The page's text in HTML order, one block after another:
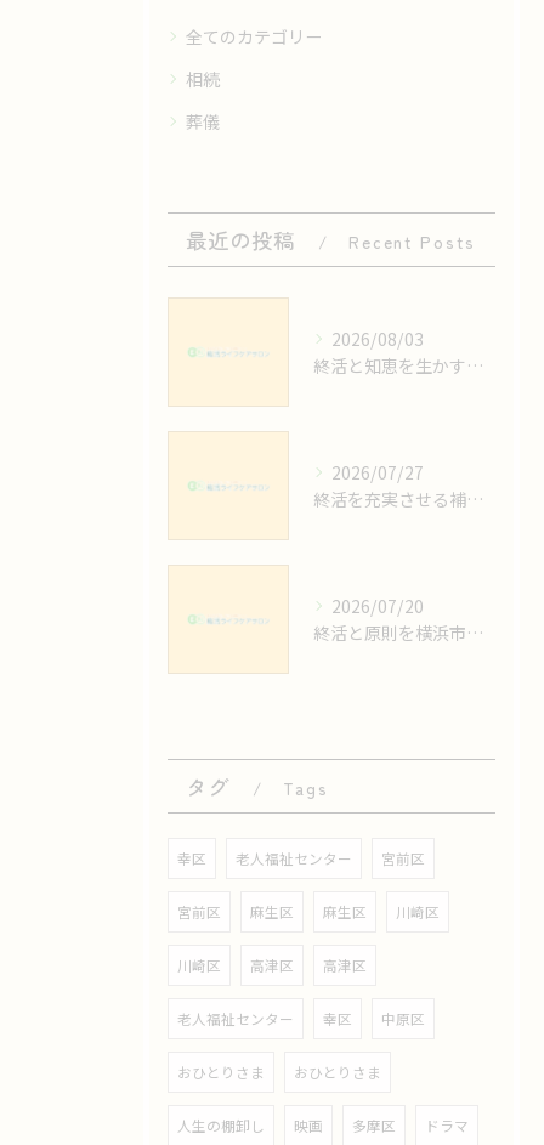
全てのカテゴリー
相続
葬儀
最近の投稿 Recent Posts
2026/08/03
終活と知恵を生かす神奈川県横浜市で安心できる準備の始め方徹底ガイド
2026/07/27
終活を充実させる補足情報とエンディングノート活用術を徹底解説
2026/07/20
終活と原則を横浜市で実践するために知っておきたい手順と安心サポート活用法
タグ Tags
幸区 老人福祉センター 宮前区
宮前区 麻生区 麻生区 川崎区
川崎区 高津区 高津区
老人福祉センター 幸区 中原区
おひとりさま おひとりさま
人生の棚卸し 映画 多摩区 ドラマ